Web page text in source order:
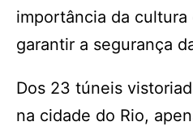
importância da
garantir a segurança
Dos 23 túneis
na cidade do Rio,